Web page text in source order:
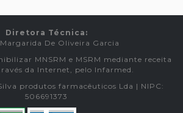
Diretora Técnica:
De Oliveira Garcia
MNSRM e MSRM mediante receita
da Internet, pelo Infarmed.
produtos farmacêuticos Lda | NIPC:
506691373